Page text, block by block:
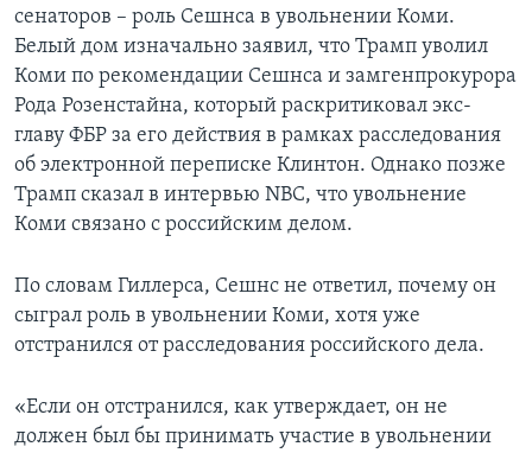
сенаторов – роль Сешнса в увольнении Коми.
Белый дом изначально заявил, что Трамп уволил
Коми по рекомендации Сешнса и замгенпрокурора
Рода Розенстайна, который раскритиковал экс-
главу ФБР за его действия в рамках расследования
об электронной переписке Клинтон. Однако позже
Трамп сказал в интервью NBC, что увольнение
Коми связано с российским делом.
По словам Гиллерса, Сешнс не ответил, почему он
сыграл роль в увольнении Коми, хотя уже
отстранился от расследования российского дела.
«Если он отстранился, как утверждает, он не
должен был бы принимать участие в увольнении